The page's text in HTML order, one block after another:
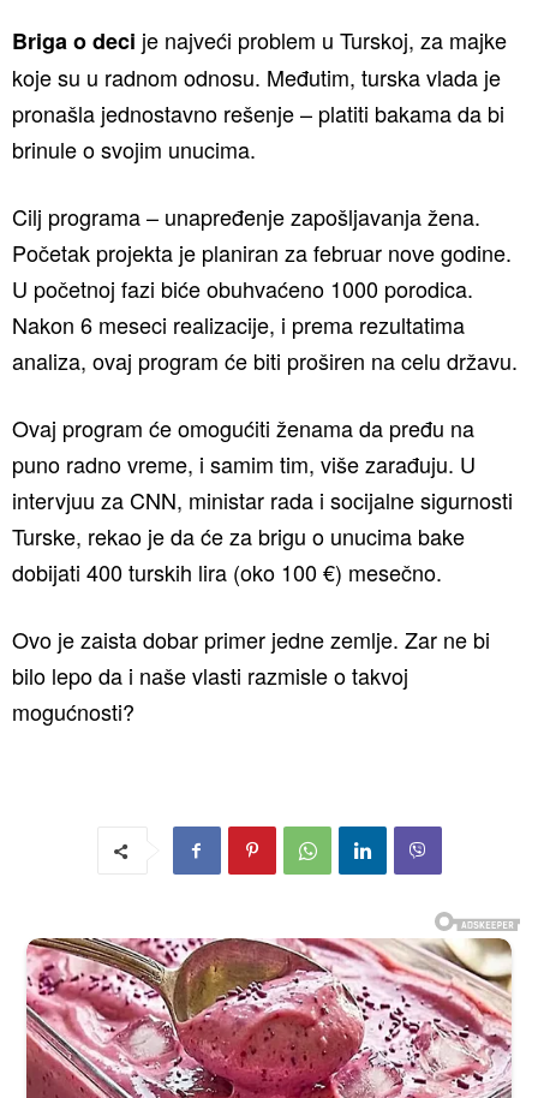
Briga o deci je najveći problem u Turskoj, za majke
koje su u radnom odnosu. Međutim, turska vlada je
pronašla jednostavno rešenje – platiti bakama da bi
brinule o svojim unucima.
Cilj programa – unapređenje zapošljavanja žena.
Početak projekta je planiran za februar nove godine.
U početnoj fazi biće obuhvaćeno 1000 porodica.
Nakon 6 meseci realizacije, i prema rezultatima
analiza, ovaj program će biti proširen na celu državu.
Ovaj program će omogućiti ženama da pređu na
puno radno vreme, i samim tim, više zarađuju. U
intervjuu za CNN, ministar rada i socijalne sigurnosti
Turske, rekao je da će za brigu o unucima bake
dobijati 400 turskih lira (oko 100 €) mesečno.
Ovo je zaista dobar primer jedne zemlje. Zar ne bi
bilo lepo da i naše vlasti razmisle o takvoj
mogućnosti?